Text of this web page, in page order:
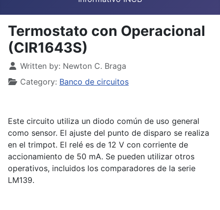
Termostato con Operacional
(CIR1643S)
Details
Written by: Newton C. Braga
Category: Banco de circuitos
Este circuito utiliza un diodo común de uso general
como sensor. El ajuste del punto de disparo se realiza
en el trimpot. El relé es de 12 V con corriente de
accionamiento de 50 mA. Se pueden utilizar otros
operativos, incluidos los comparadores de la serie
LM139.